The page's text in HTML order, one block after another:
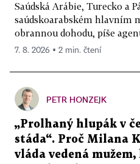
Saúdská Arábie, Turecko a
saúdskoarabském hlavním
obrannou dohodu, píše
7. 8. 2026 ▪ 2 min. čtení
PETR HONZEJK
„Prolhaný hlupák v
stáda“. Proč Milana
vláda vedená